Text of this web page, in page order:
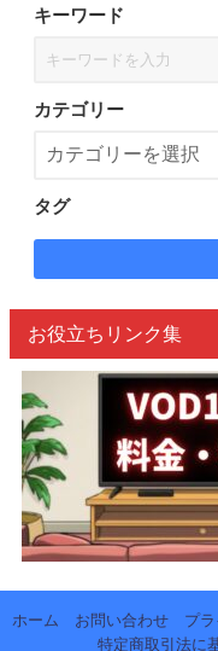
キーワード
カテゴリー
タグ
お役立ちリンク集
ホーム お問い合わせ プ
特定商取引法に